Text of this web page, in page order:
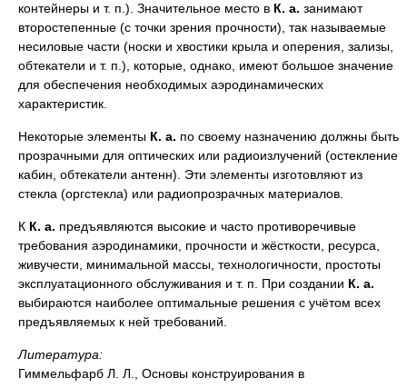
контейнеры и т. п.). Значительное место в К. а. занимают
второстепенные (с точки зрения прочности), так называемые
несиловые части (носки и хвостики крыла и оперения, зализы,
обтекатели и т. п.), которые, однако, имеют большое значение
для обеспечения необходимых аэродинамических
характеристик.
Некоторые элементы К. а. по своему назначению должны быть
прозрачными для оптических или радиоизлучений (остекление
кабин, обтекатели антенн). Эти элементы изготовляют из
стекла (оргстекла) или радиопрозрачных материалов.
К К. а. предъявляются высокие и часто противоречивые
требования аэродинамики, прочности и жёсткости, ресурса,
живучести, минимальной массы, технологичности, простоты
эксплуатационного обслуживания и т. п. При создании К. а.
выбираются наиболее оптимальные решения с учётом всех
предъявляемых к ней требований.
Литература:
Гиммельфарб Л. Л., Основы конструирования в